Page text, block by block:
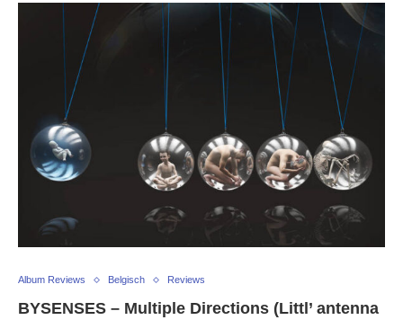
Album Reviews Belgisch Reviews
BYSENSES – Multiple Directions (Littl’ antenna